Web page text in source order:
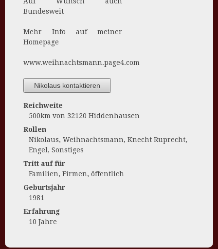
Bundesweit
Mehr Info auf meiner
Homepage
www.weihnachtsmann.page4.com
Nikolaus kontaktieren
Reichweite
500km von 32120 Hiddenhausen
Rollen
Nikolaus, Weihnachtsmann, Knecht Ruprecht,
Engel, Sonstiges
Tritt auf für
Familien, Firmen, öffentlich
Geburtsjahr
1981
Erfahrung
10 Jahre